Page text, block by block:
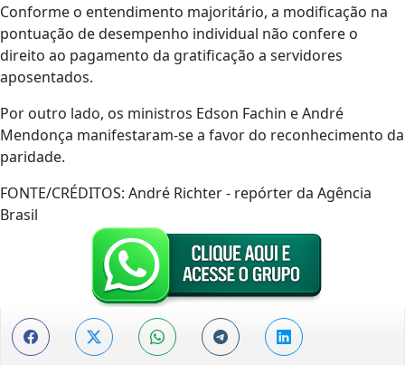
Conforme o entendimento majoritário, a modificação na
pontuação de desempenho individual não confere o
direito ao pagamento da gratificação a servidores
aposentados.
Por outro lado, os ministros Edson Fachin e André
Mendonça manifestaram-se a favor do reconhecimento da
paridade.
FONTE/CRÉDITOS: André Richter - repórter da Agência
Brasil